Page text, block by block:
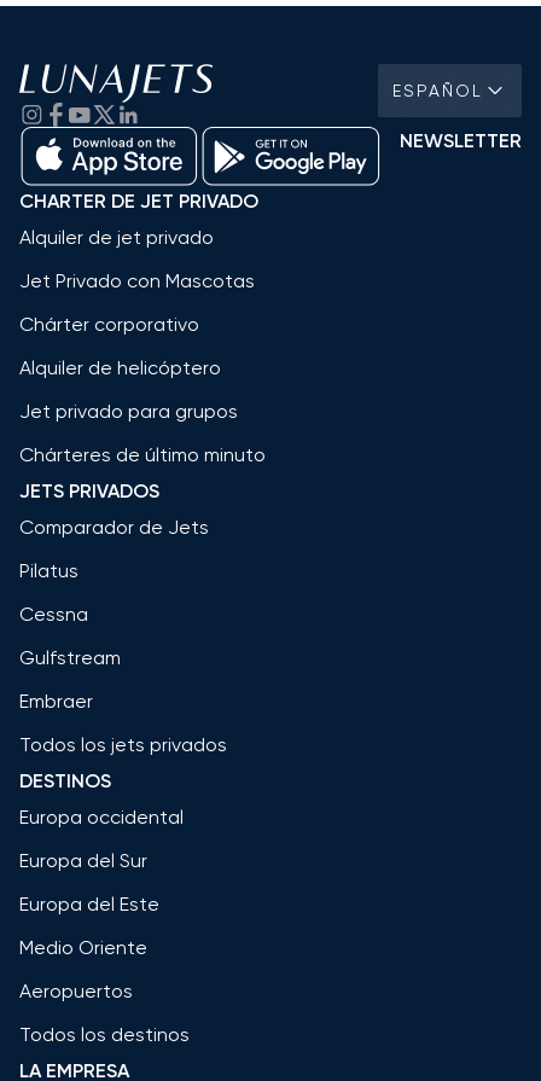
ESPAÑOL
NEWSLETTER
CHARTER DE JET PRIVADO
Alquiler de jet privado
Jet Privado con Mascotas
Chárter corporativo
Alquiler de helicóptero
Jet privado para grupos
Chárteres de último minuto
JETS PRIVADOS
Comparador de Jets
Pilatus
Cessna
Gulfstream
Embraer
Todos los jets privados
DESTINOS
Europa occidental
Europa del Sur
Europa del Este
Medio Oriente
Aeropuertos
Todos los destinos
LA EMPRESA